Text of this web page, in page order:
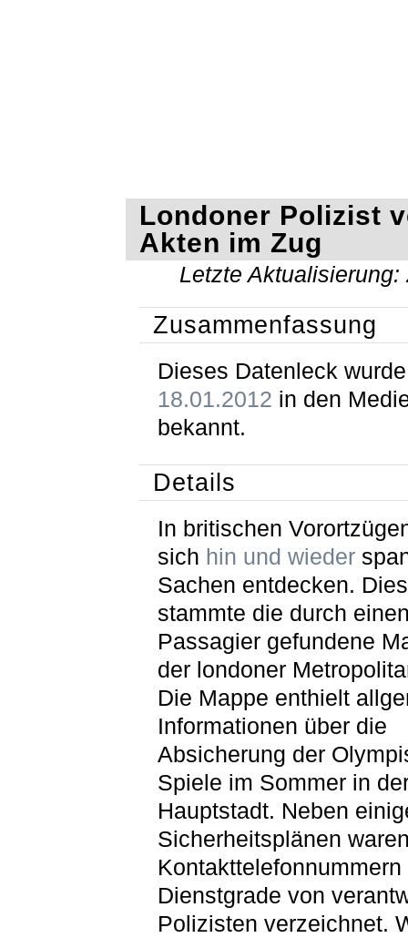
Londoner Polizist
Akten im Zug
Letzte Aktualisierung:
Zusammenfassung
Dieses Datenleck
18.01.2012 in den
bekannt.
Details
In britischen
sich hin und wieder
Sachen entdecken.
stammte die durch
Passagier gefundene
der londoner
Die Mappe enthielt
Informationen über die
Absicherung der
Spiele im Sommer in
Hauptstadt. Neben
Sicherheitsplänen
Kontakttelefonnummern
Dienstgrade von
Polizisten verzeichnet.